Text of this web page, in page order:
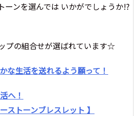
ーンを選んでは いかがでしょうか!?
プの組合せが選ばれています☆
な生活を送れるよう願って！
へ！
トーンブレスレット 】